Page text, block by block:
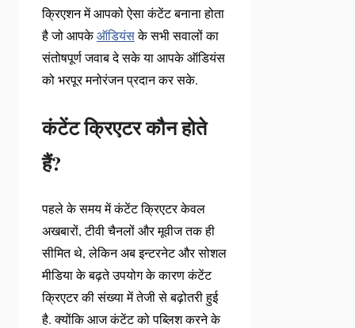
क्रिएशन में आपको ऐसा कंटेंट बनाना होता
है जो आपकेऑडियंसके सभी सवालों का
संतोषपूर्ण जवाब दे सके या आपके ऑडियंस
को भरपूर मनोरंजन प्रदान कर सके.
कंटेंट क्रिएटर कौन होते
हैं?
पहले के समय में कंटेंट क्रिएटर केवल
अखबारों, टीवी चैनलों और मूवीज तक ही
सीमित थे, लेकिन अब इन्टरनेट और सोशल
मीडिया के बढ़ते उपयोग के कारण कंटेंट
क्रिएटर की संख्या में तेजी से बढ़ोतरी हुई
है. क्योंकि आज कंटेंट को पब्लिश करने के